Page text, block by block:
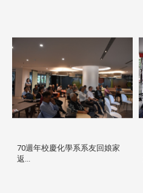
70週年校慶化學系系友回娘家
返...